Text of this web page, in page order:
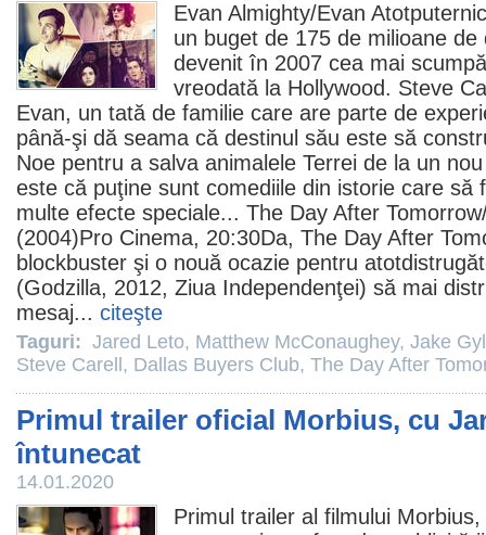
Evan Almighty/Evan
un buget de 175 de milioane
devenit în 2007 cea mai
vreodată la Hollywood. Steve
Evan, un tată de familie care are parte de
până-şi dă seama că destinul său este să
Noe pentru a salva animalele Terrei de la un
este că puţine sunt comediile din istorie care să
multe efecte speciale... The Day After
(2004)Pro Cinema, 20:30Da, The Day After
blockbuster şi o nouă ocazie pentru
(Godzilla, 2012, Ziua Independenţei) să mai
mesaj... citeşte
Taguri: Jared Leto, Matthew McConaughey, Jake
Steve Carell , Dallas Buyers Club, The Day After
Primul trailer oficial Morbius, cu
întunecat
14.01.2020
Primul trailer al filmului Morbius